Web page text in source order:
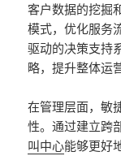
客户数据的挖掘
模式，优化服务
驱动的决策支持
略，提升整体运
在管理层面，敏
性。通过建立跨
叫中心能够更好